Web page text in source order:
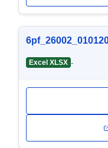
Excel XLSX -